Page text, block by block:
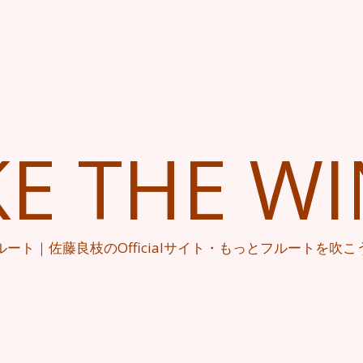
THE
ート｜佐藤良枝のOfficialサイト・もっとフルートを吹こ